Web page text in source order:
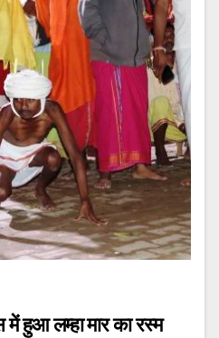
हुआ लम्हा मार का रस्म